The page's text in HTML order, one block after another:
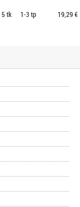
5tk 1-3 tp 19,29 €